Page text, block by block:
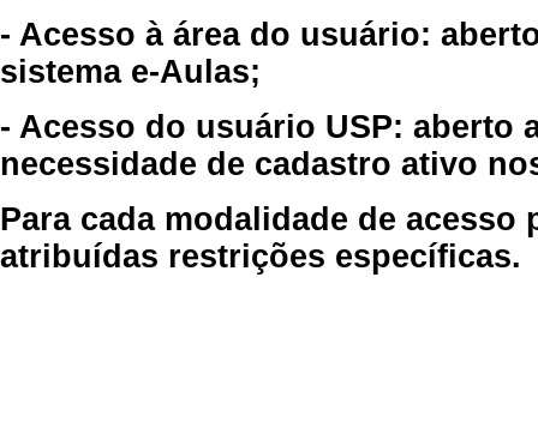
- Acesso à área do usuário:
sistema e-Aulas;
- Acesso do usuário USP: aberto
necessidade de cadastro ativo
Para cada modalidade de
atribuídas restrições específicas.